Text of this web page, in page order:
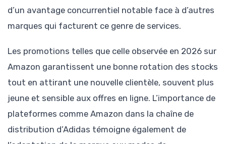
d’un avantage concurrentiel notable face à d’autres
marques qui facturent ce genre de services.
Les promotions telles que celle observée en 2026 sur
Amazon garantissent une bonne rotation des stocks
tout en attirant une nouvelle clientèle, souvent plus
jeune et sensible aux offres en ligne. L’importance de
plateformes comme Amazon dans la chaîne de
distribution d’Adidas témoigne également de